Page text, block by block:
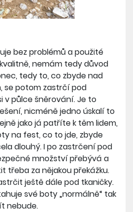
bez problémů a použité
nemám tedy důvod
tedy to, co zbyde nad
se potom zastrčí pod
v půlce šněrování. Je to
nicméně jedno úskalí to
jako já patříte k těm lidem,
na fest, co to jde, zbyde
dlouhý. I po zastrčení pod
množství přebývá a
třeba za nějakou překážku.
ještě dále pod tkaničky.
své boty „normálně“ tak
nebude.